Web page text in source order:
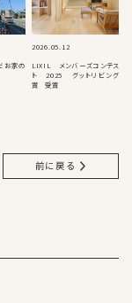
お家の
2026.05.12
LIXIL メンバーズコンテス
ト 2025 グットリビング
賞 受賞
前に戻る